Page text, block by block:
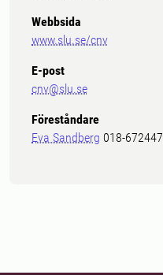
Webbsida
www.slu.se/cnv
E-post
cnv@slu.se
Föreståndare
Eva Sandberg 018-672447